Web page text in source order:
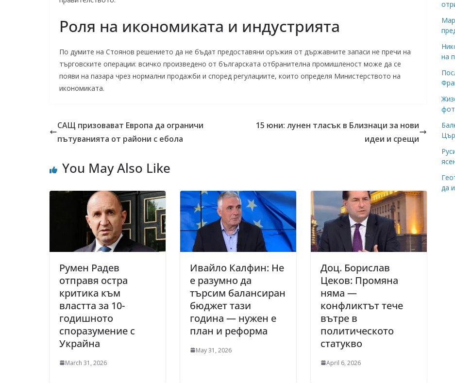
Роля на икономиката и индустрията
По думите на Стоянов решението да не бъдат предоставяни оръжия от държавните запаси не пречи на
търговските операции: всичко произведено от българската отбранителна промишленост може да се
появи на пазара чрез нормални продажби и според регулациите, които определя Министерството на
икономиката.
САЩ призовават Европа да ограничи
пътуванията от райони с ебола
15 юни: лунен тласък в Близнаци за нови
идеи и срещи
You May Also Like
Румен Радев
отправя остра
критика към
властта за 10-
годишното
споразумение с
Украйна
March 31, 2026
Ивайло Калфин: Не
е разумно да
търсим балансиран
бюджет тази
година — нужен е
план и реформа
May 31, 2026
Доц. Борислав
Цеков: Промяна
няма —
конфликтът тече
вътре в
политическото
статукво
April 6, 2026
на
да